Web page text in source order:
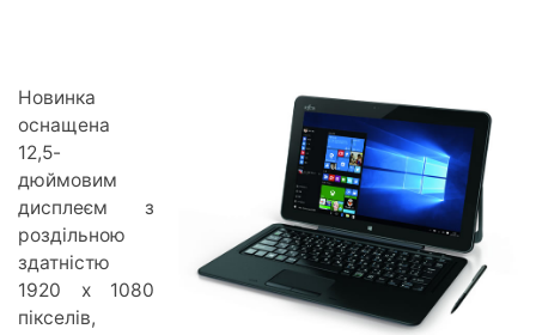
Новинка
оснащена
12,5-
дюймовим
дисплеєм з
роздільною
здатністю
1920 х 1080
пікселів,